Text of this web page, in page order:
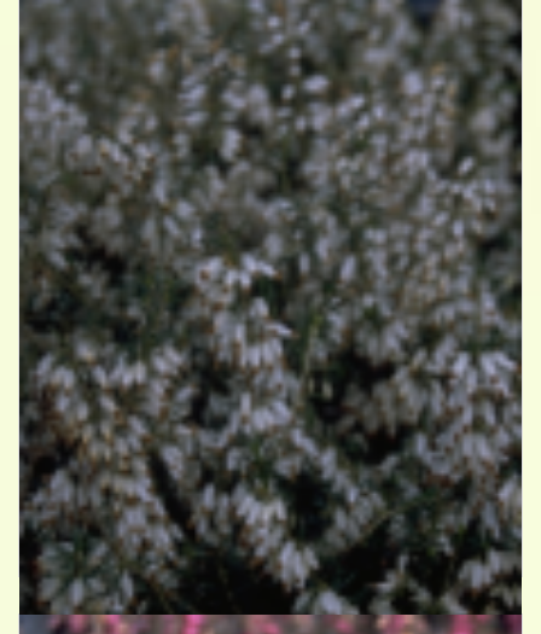
Alpenheide
Erica carnea 'Springwood White'